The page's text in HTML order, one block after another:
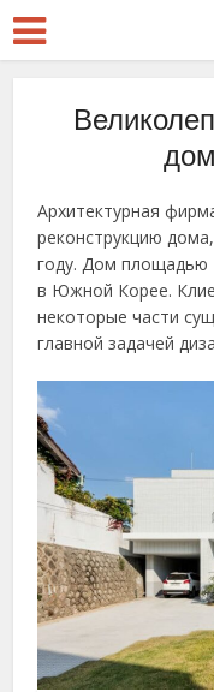
Архитектурная
реконструкцию
году. Дом площадью
в Южной Корее.
некоторые части
главной задачей